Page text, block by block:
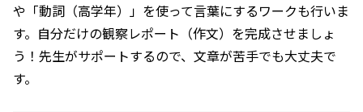
や「動詞（高学年）」を使って言葉にするワークも行いま
す。自分だけの観察レポート（作文）を完成させましょ
う！先生がサポートするので、文章が苦手でも大丈夫で
す。